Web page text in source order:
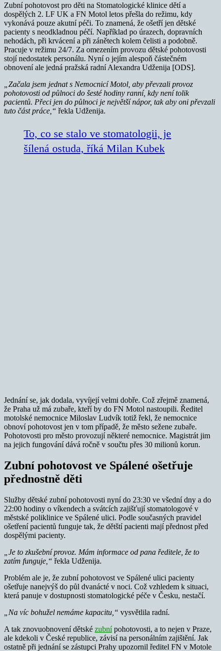
Zubní pohotovost pro děti na Stomatologické klinice dětí a
dospělých 2. LF UK a FN Motol letos přešla do režimu, kdy
vykonává pouze akutní péči. To znamená, že ošetří jen dětské
pacienty s neodkladnou péčí. Například po úrazech, dopravních
nehodách, při krvácení a při zánětech kolem čelisti a podobně.
Pracuje v režimu 24/7. Za omezením provozu dětské pohotovosti
stojí nedostatek personálu. Nyní o jejím alespoň částečném
obnovení ale jedná pražská radní Alexandra Udženija [ODS].
„Začala jsem jednat s Nemocnicí Motol, aby převzali provoz
pohotovosti od půlnoci do šesté hodiny ranní, kdy není tolik
pacientů. Přeci jen do půlnoci je největší nápor, tak aby oni převzali
tuto část práce,“ řekla Udženija.
To, co se stalo ve stomatologii, je
šílená ostuda, říká Milan Kubek
Jednání se, jak dodala, vyvíjejí velmi dobře. Což zřejmě znamená,
že Praha už má zubaře, kteří by do FN Motol nastoupili. Ředitel
motolské nemocnice Miloslav Ludvík totiž řekl, že nemocnice
obnoví pohotovost jen v tom případě, že město sežene zubaře.
Pohotovosti pro město provozují některé nemocnice. Magistrát jim
na jejich fungování dává ročně v součtu přes 30 milionů korun.
Zubní pohotovost ve Spálené ošetřuje
přednostně děti
Služby dětské zubní pohotovosti nyní do 23:30 ve všední dny a do
22:00 hodiny o víkendech a svátcích zajišťují stomatologové v
městské poliklinice ve Spálené ulici. Podle současných pravidel
ošetření pacientů funguje tak, že dětští pacienti mají přednost před
dospělými pacienty.
„Je to zkušební provoz. Mám informace od pana ředitele, že to
zatím funguje,“ řekla Udženija.
Problém ale je, že zubní pohotovost ve Spálené ulici pacienty
ošetřuje nanejvýš do půl dvanácté v noci. Což vzhledem k situaci,
která panuje v dostupnosti stomatologické péče v Česku, nestačí.
„Na víc bohužel nemáme kapacitu,“ vysvětlila radní.
A tak znovuobnovení dětské zubnípohotovosti, a to nejen v Praze,
ale kdekoli v České republice, závisí na personálním zajištění. Jak
ostatně při jednání se zástupci Prahy upozornil ředitel FN v Motole